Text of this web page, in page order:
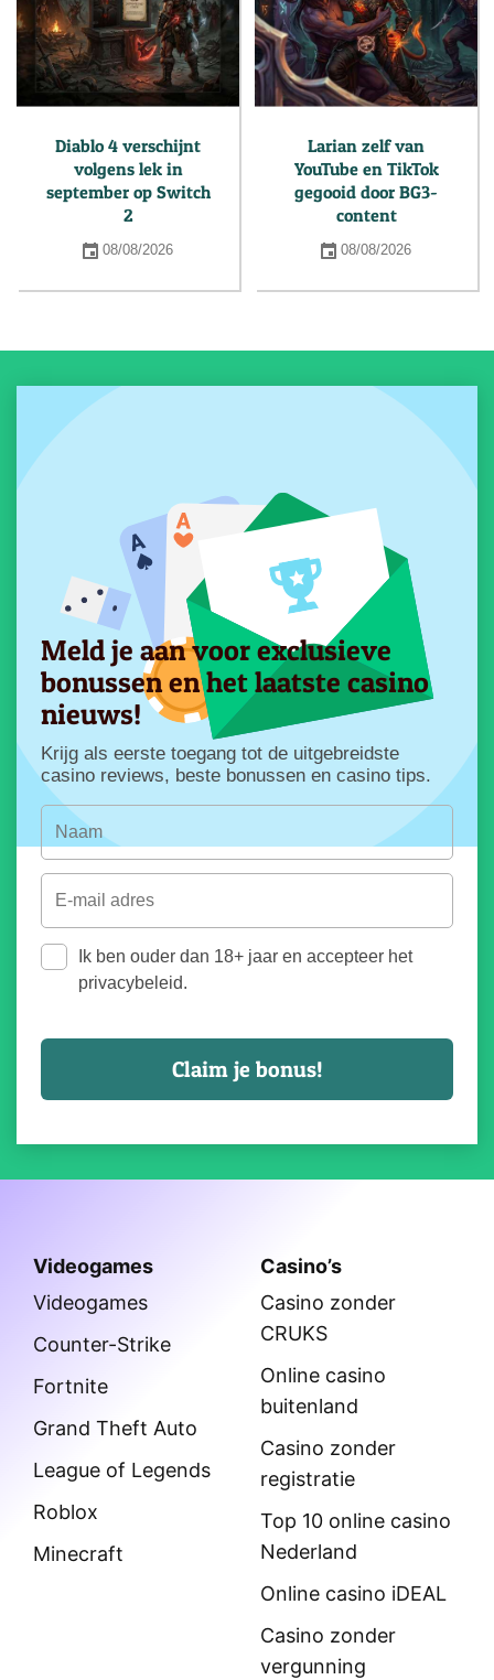
Diablo 4 verschijnt
volgens lek in
september op Switch
2
08/08/2026
Larian zelf van
YouTube en TikTok
gegooid door BG3-
content
08/08/2026
Meld je aan voor exclusieve
bonussen en het laatste casino
nieuws!
Krijg als eerste toegang tot de uitgebreidste
casino reviews, beste bonussen en casino tips.
Ik ben ouder dan 18+ jaar en accepteer het
privacybeleid.
Videogames
Videogames
Counter-Strike
Fortnite
Grand Theft Auto
League of Legends
Roblox
Minecraft
Casino’s
Casino zonder
CRUKS
Online casino
buitenland
Casino zonder
registratie
Top 10 online casino
Nederland
Online casino iDEAL
Casino zonder
vergunning